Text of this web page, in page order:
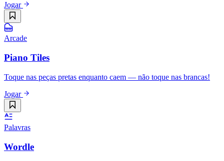
Jogar
Arcade
Piano Tiles
Toque nas peças pretas enquanto caem — não toque nas brancas!
Jogar
Palavras
Wordle